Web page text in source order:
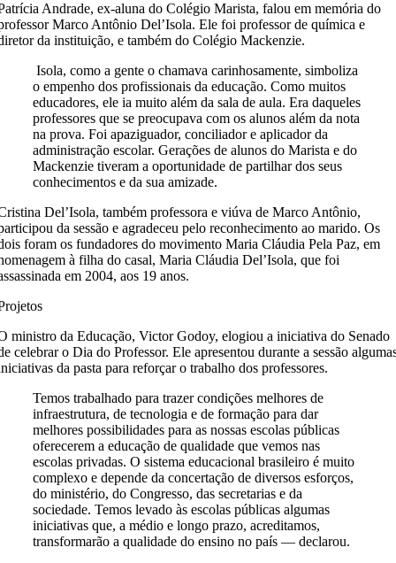
Andrade, ex-aluna do Colégio Marista, falou em memória do
Marco Antônio Del’Isola. Ele foi professor de química e
da instituição, e também do Colégio Mackenzie.
Isola, como a gente o chamava carinhosamente, simboliza
o empenho dos profissionais da educação. Como muitos
educadores, ele ia muito além da sala de aula. Era daqueles
professores que se preocupava com os alunos além da nota
na prova. Foi apaziguador, conciliador e aplicador da
administração escolar. Gerações de alunos do Marista e do
Mackenzie tiveram a oportunidade de partilhar dos seus
conhecimentos e da sua amizade.
Del’Isola, também professora e viúva de Marco Antônio,
da sessão e agradeceu pelo reconhecimento ao marido. Os
foram os fundadores do movimento Maria Cláudia Pela Paz, em
à filha do casal, Maria Cláudia Del’Isola, que foi
em 2004, aos 19 anos.
ministro da Educação, Victor Godoy, elogiou a iniciativa do Senado
celebrar o Dia do Professor. Ele apresentou durante a sessão
da pasta para reforçar o trabalho dos professores.
Temos trabalhado para trazer condições melhores de
infraestrutura, de tecnologia e de formação para dar
melhores possibilidades para as nossas escolas públicas
oferecerem a educação de qualidade que vemos nas
escolas privadas. O sistema educacional brasileiro é muito
complexo e depende da concertação de diversos esforços,
do ministério, do Congresso, das secretarias e da
sociedade. Temos levado às escolas públicas algumas
iniciativas que, a médio e longo prazo, acreditamos,
transformarão a qualidade do ensino no país — declarou.